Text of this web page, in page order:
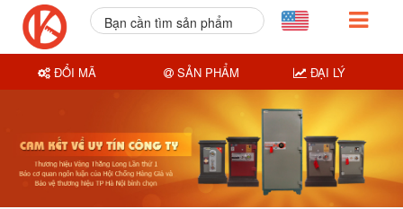
Bạn cần tìm sản phẩm
ĐỔI MÃ SẢN PHẨM ĐẠI LÝ